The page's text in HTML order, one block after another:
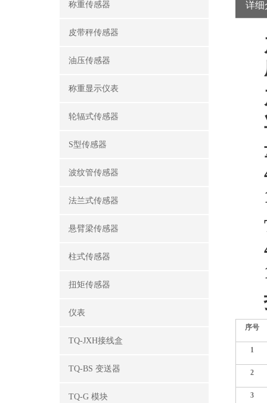
称重传感器
皮带秤传感器
油压传感器
称重显示仪表
轮辐式传感器
S型传感器
波纹管传感器
法兰式传感器
悬臂梁传感器
柱式传感器
扭矩传感器
仪表
TQ-JXH接线盒
TQ-BS 变送器
TQ-G 模块
详细
序号
1
2
3